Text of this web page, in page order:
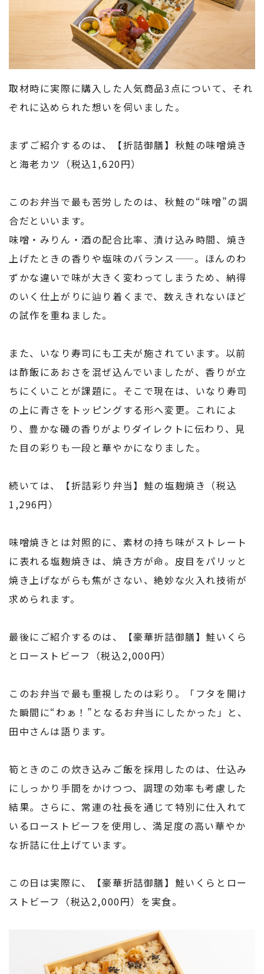
取材時に実際に購入した人気商品3点について、それ
ぞれに込められた想いを伺いました。
まずご紹介するのは、【折詰御膳】秋鮭の味噌焼き
と海老カツ（税込1,620円）
このお弁当で最も苦労したのは、秋鮭の“味噌”の調
合だといいます。
味噌・みりん・酒の配合比率、漬け込み時間、焼き
上げたときの香りや塩味のバランス——。ほんのわ
ずかな違いで味が大きく変わってしまうため、納得
のいく仕上がりに辿り着くまで、数えきれないほど
の試作を重ねました。
また、いなり寿司にも工夫が施されています。以前
は酢飯にあおさを混ぜ込んでいましたが、香りが立
ちにくいことが課題に。そこで現在は、いなり寿司
の上に青さをトッピングする形へ変更。これによ
り、豊かな磯の香りがよりダイレクトに伝わり、見
た目の彩りも一段と華やかになりました。
続いては、【折詰彩り弁当】鮭の塩麹焼き（税込
1,296円）
味噌焼きとは対照的に、素材の持ち味がストレート
に表れる塩麹焼きは、焼き方が命。皮目をパリッと
焼き上げながらも焦がさない、絶妙な火入れ技術が
求められます。
最後にご紹介するのは、【豪華折詰御膳】鮭いくら
とローストビーフ（税込2,000円）
このお弁当で最も重視したのは彩り。「フタを開け
た瞬間に“わぁ！”となるお弁当にしたかった」と、
田中さんは語ります。
筍ときのこの炊き込みご飯を採用したのは、仕込み
にしっかり手間をかけつつ、調理の効率も考慮した
結果。さらに、常連の社長を通じて特別に仕入れて
いるローストビーフを使用し、満足度の高い華やか
な折詰に仕上げています。
この日は実際に、【豪華折詰御膳】鮭いくらとロー
ストビーフ（税込2,000円）を実食。